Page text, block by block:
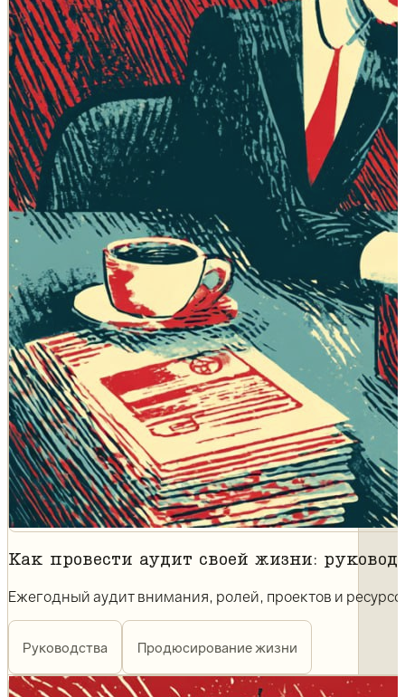
Как провести аудит своей жизни:
Ежегодный аудит внимания, ролей, проектов и
Руководства Продюсирование жизни